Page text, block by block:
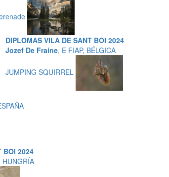
DIPLOMAS VILA DE SANT BOI 2024
Jozef De Fraine, E FIAP, BÉLGICA
JUMPING SQUIRREL
BOI 2024
HUNGRÍA